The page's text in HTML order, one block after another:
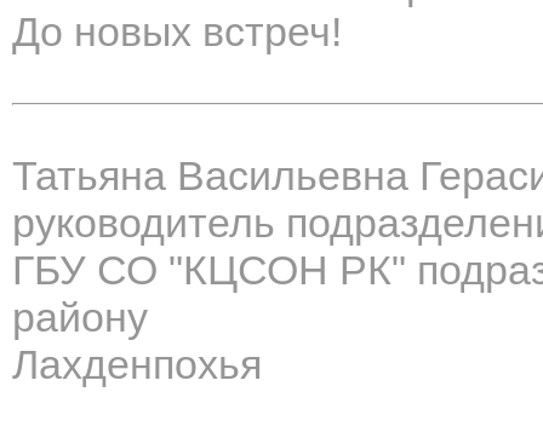
До новых встреч!
Татьяна Васильевна
руководитель
ГБУ СО "КЦСОН РК"
району
Лахденпохья